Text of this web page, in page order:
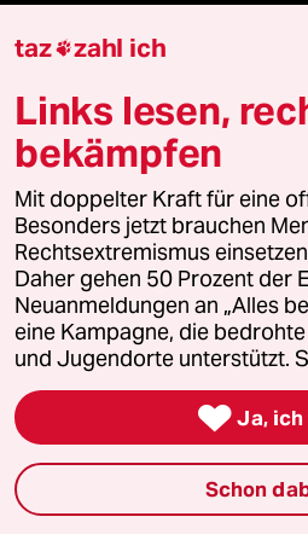
Vergangene
taz lab 2027
Mehr taz Lesestoff
taz Blogs
taz FUTURZWEI
taz Archiv
taz zahl ich
Links lesen,
bekämpfen
Mit doppelter Kraft für eine
Besonders jetzt brauchen
Rechtsextremismus
Daher gehen 50 Prozent der
Neuanmeldungen an „Alles
eine Kampagne, die
und Jugendorte unterstützt.
 Ja, ich
Schon